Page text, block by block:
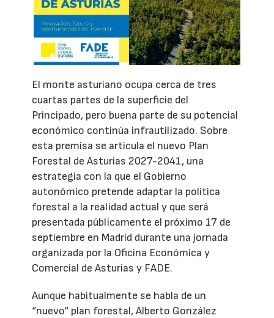
El monte asturiano ocupa cerca de tres
cuartas partes de la superficie del
Principado, pero buena parte de su potencial
económico continúa infrautilizado. Sobre
esta premisa se articula el nuevo Plan
Forestal de Asturias 2027-2041, una
estrategia con la que el Gobierno
autonómico pretende adaptar la política
forestal a la realidad actual y que será
presentada públicamente el próximo 17 de
septiembre en Madrid durante una jornada
organizada por la Oficina Económica y
Comercial de Asturias y FADE.
Aunque habitualmente se habla de un
“nuevo“ plan forestal, Alberto González